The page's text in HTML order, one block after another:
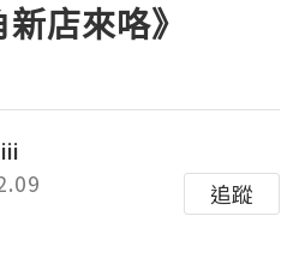
店來咯》
追蹤